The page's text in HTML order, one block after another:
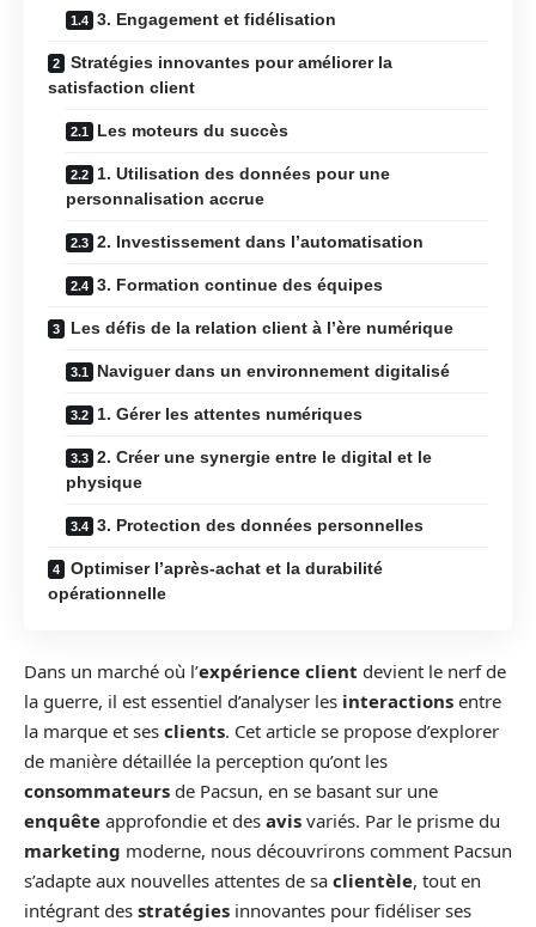
3. Engagement et fidélisation
Stratégies innovantes pour améliorer la
satisfaction client
Les moteurs du succès
1. Utilisation des données pour une
personnalisation accrue
2. Investissement dans l’automatisation
3. Formation continue des équipes
Les défis de la relation client à l’ère numérique
Naviguer dans un environnement digitalisé
1. Gérer les attentes numériques
2. Créer une synergie entre le digital et le
physique
3. Protection des données personnelles
Optimiser l’après-achat et la durabilité
opérationnelle
Dans un marché où l’expérience client devient le nerf de
la guerre, il est essentiel d’analyser les interactions entre
la marque et ses clients. Cet article se propose d’explorer
de manière détaillée la perception qu’ont les
consommateurs de Pacsun, en se basant sur une
enquête approfondie et des avis variés. Par le prisme du
marketing moderne, nous découvrirons comment Pacsun
s’adapte aux nouvelles attentes de sa clientèle, tout en
intégrant des stratégies innovantes pour fidéliser ses